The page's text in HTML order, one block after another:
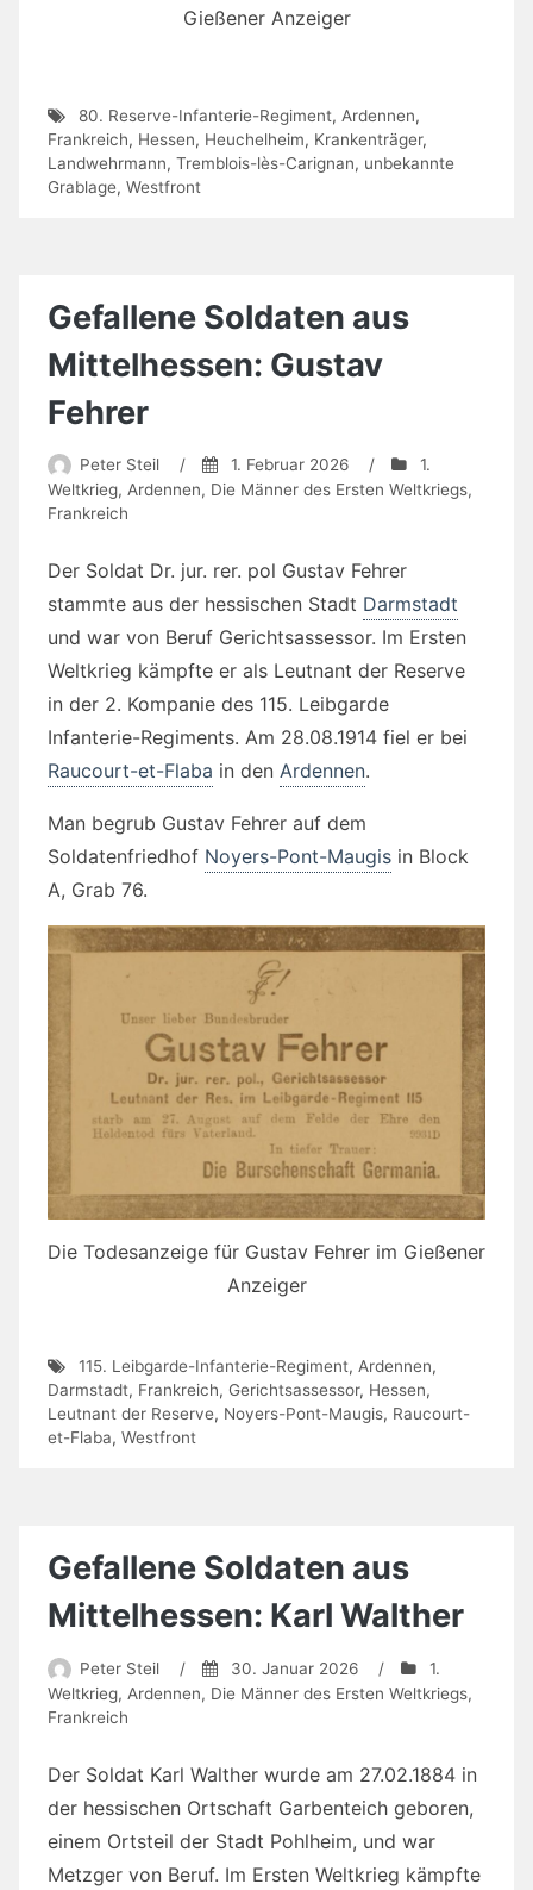
Gießener Anzeiger
80. Reserve-Infanterie-Regiment, Ardennen,
Frankreich, Hessen, Heuchelheim, Krankenträger,
Landwehrmann, Tremblois-lès-Carignan, unbekannte
Grablage, Westfront
Gefallene Soldaten aus
Mittelhessen: Gustav
Fehrer
Peter Steil / 1. Februar 2026 /
1.
Weltkrieg, Ardennen, Die Männer des Ersten Weltkriegs,
Frankreich
Der Soldat Dr. jur. rer. pol Gustav Fehrer
stammte aus der hessischen Stadt Darmstadt
und war von Beruf Gerichtsassessor. Im Ersten
Weltkrieg kämpfte er als Leutnant der Reserve
in der 2. Kompanie des 115. Leibgarde
Infanterie-Regiments. Am 28.08.1914 fiel er bei
Raucourt-et-Flaba in den Ardennen.
Man begrub Gustav Fehrer auf dem
Soldatenfriedhof Noyers-Pont-Maugis in Block
A, Grab 76.
Die Todesanzeige für Gustav Fehrer im Gießener
Anzeiger
115. Leibgarde-Infanterie-Regiment, Ardennen,
Darmstadt, Frankreich, Gerichtsassessor, Hessen,
Leutnant der Reserve, Noyers-Pont-Maugis, Raucourt-
et-Flaba, Westfront
Gefallene Soldaten aus
Mittelhessen: Karl Walther
Peter Steil / 30. Januar 2026 /
1.
Weltkrieg, Ardennen, Die Männer des Ersten Weltkriegs,
Frankreich
Der Soldat Karl Walther wurde am 27.02.1884 in
der hessischen Ortschaft Garbenteich geboren,
einem Ortsteil der Stadt Pohlheim, und war
Metzger von Beruf. Im Ersten Weltkrieg kämpfte